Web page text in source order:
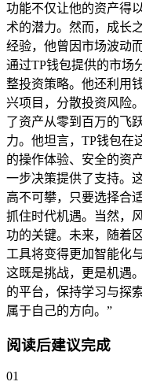
功能不仅让他的资产得
术的潜力。然而，成长
经验，他曾因市场波动
通过TP钱包提供的市场
整投资策略。他还利用
兴项目，分散投资风险
了资产从零到百万的飞
力。他坦言，TP钱包在
的操作体验、安全的资
一步决策提供了支持。
高不可攀，只要选择合
抓住时代机遇。当然，
功的关键。未来，随着
工具将变得更加智能化
这既是挑战，更是机遇
的平台，保持学习与探
属于自己的方向。”
阅读后建议完成
01